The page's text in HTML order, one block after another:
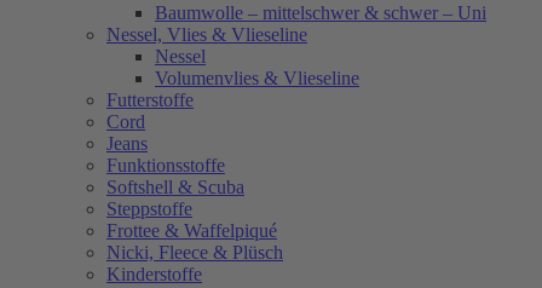
Baumwolle – mittelschwer & schwer – Uni
Nessel, Vlies & Vlieseline
Nessel
Volumenvlies & Vlieseline
Futterstoffe
Cord
Jeans
Funktionsstoffe
Softshell & Scuba
Steppstoffe
Frottee & Waffelpiqué
Nicki, Fleece & Plüsch
Kinderstoffe